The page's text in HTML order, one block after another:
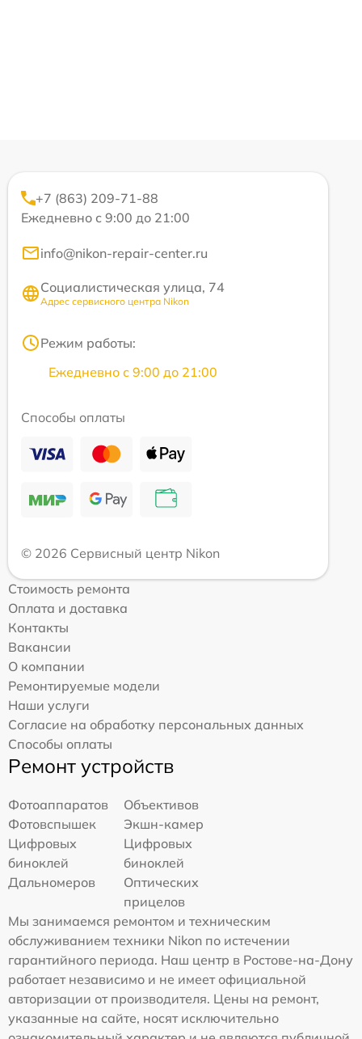
+7 (863) 209-71-88
Ежедневно с 9:00 до 21:00
info@nikon-repair-center.ru
Социалистическая улица, 74
Адрес сервисного центра Nikon
Режим работы:
Ежедневно с 9:00 до 21:00
Способы оплаты
© 2026 Сервисный центр Nikon
Стоимость ремонта
Оплата и доставка
Контакты
Вакансии
О компании
Ремонтируемые модели
Наши услуги
Согласие на обработку персональных данных
Способы оплаты
Ремонт устройств
Фотоаппаратов
Объективов
Фотовспышек
Экшн-камер
Цифровых
биноклей
Цифровых
биноклей
Дальномеров
Оптических
прицелов
Мы занимаемся ремонтом и техническим
обслуживанием техники Nikon по истечении
гарантийного периода. Наш центр в Ростове-на-Дону
работает независимо и не имеет официальной
авторизации от производителя. Цены на ремонт,
указанные на сайте, носят исключительно